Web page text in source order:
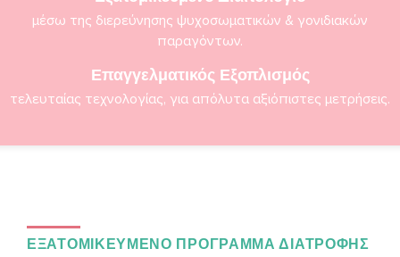
μέσω της διερεύνησης ψυχοσωματικών & γονιδιακών
παραγόντων.
Επαγγελματικός Εξοπλισμός
τελευταίας τεχνολογίας, για απόλυτα αξιόπιστες μετρήσεις.
ΕΞΑΤΟΜΙΚΕΥΜΕΝΟ ΠΡΟΓΡΑΜΜΑ ΔΙΑΤΡΟΦΗΣ